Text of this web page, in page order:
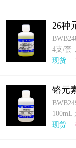
26种
4支/套
现货
铬元
100mL ;
现货